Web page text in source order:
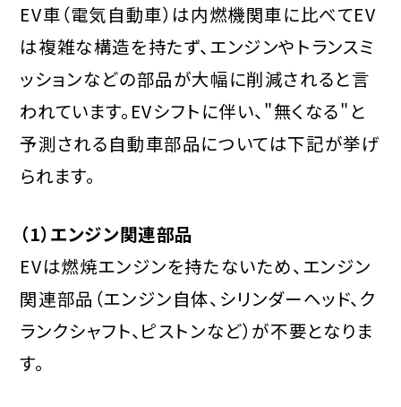
EV車（電気自動車）は内燃機関車に比べてEV
は複雑な構造を持たず、エンジンやトランスミ
ッションなどの部品が大幅に削減されると言
われています。EVシフトに伴い、"無くなる"と
予測される自動車部品については下記が挙げ
られます。
（1）エンジン関連部品
EVは燃焼エンジンを持たないため、エンジン
関連部品（エンジン自体、シリンダーヘッド、ク
ランクシャフト、ピストンなど）が不要となりま
す。